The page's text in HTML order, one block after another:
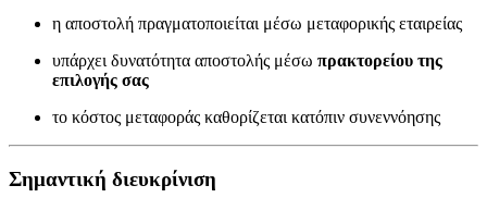
η αποστολή πραγματοποιείται μέσω μεταφορικής εταιρείας
υπάρχει δυνατότητα αποστολής μέσω πρακτορείου της
επιλογής σας
το κόστος μεταφοράς καθορίζεται κατόπιν συνεννόησης
Σημαντική διευκρίνιση